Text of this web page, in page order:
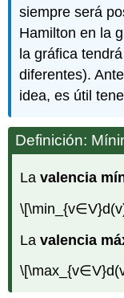
siempre será
Hamilton en la
la gráfica
diferentes).
idea, es útil
Definición:
Lavalencia
Lavalencia